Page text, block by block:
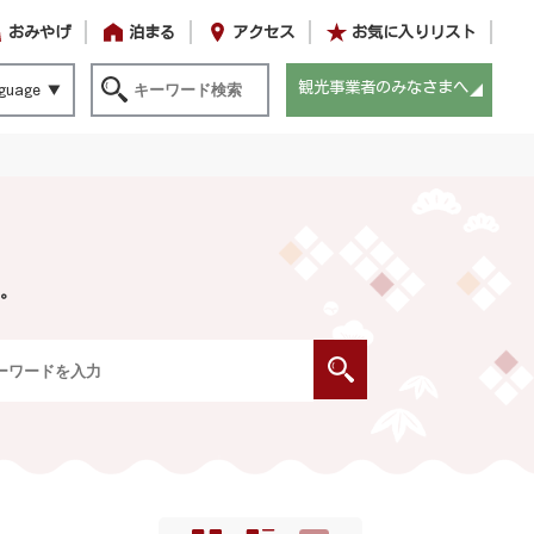
おみやげ 泊まる アクセス お気に入りリスト
観光事業者のみなさまへ